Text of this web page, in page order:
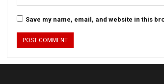
Save my name, email, and website in this